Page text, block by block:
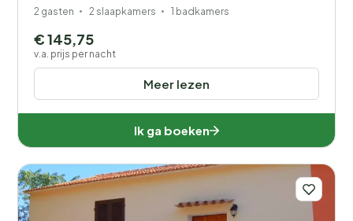
2 gasten 2 slaapkamers 1 badkamers
Meer lezen
€ 145,75
v.a. prijs per nacht
Ik ga boeken